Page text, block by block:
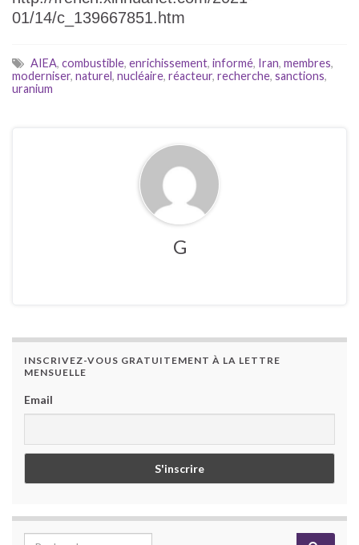
01/14/c_139667851.htm
AIEA, combustible, enrichissement, informé, Iran, membres,
moderniser, naturel, nucléaire, réacteur, recherche, sanctions,
uranium
G
INSCRIVEZ-VOUS GRATUITEMENT À LA LETTRE
MENSUELLE
Email